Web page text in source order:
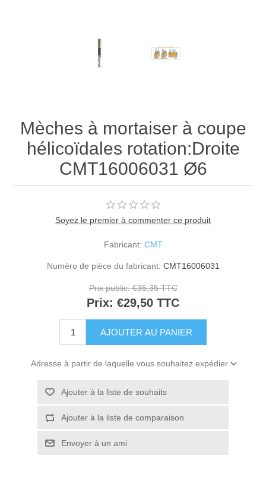
Mèches à mortaiser à coupe
hélicoïdales rotation:Droite
CMT16006031 Ø6
Soyez le premier à commenter ce produit
Fabricant: CMT
Numéro de pièce du fabricant: CMT16006031
Prix public: €35,35 TTC
Prix: €29,50 TTC
Adresse à partir de laquelle vous souhaitez expédier